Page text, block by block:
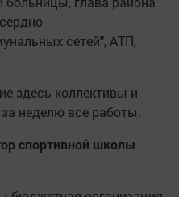
сетей", АТП,
здесь коллективы и
неделю все работы.
спортивной школы